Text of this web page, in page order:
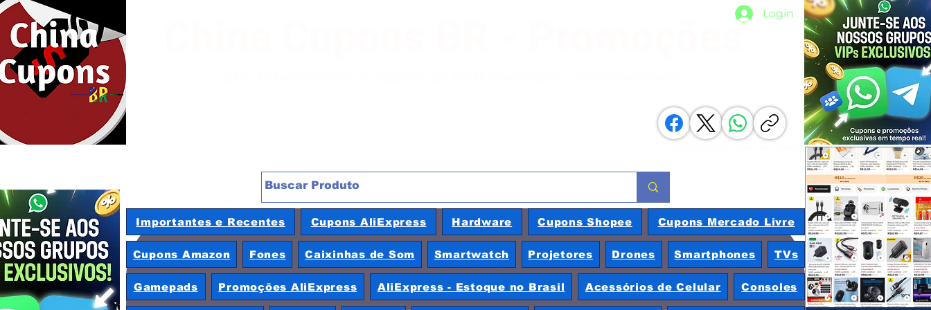
Login
China Cupons BR - Promoções
Compartilhe com os amigos
Importantes e Recentes Cupons AliExpress Hardware Cupons Shopee Cupons Mercado Livre
Cupons Amazon Fones Caixinhas de Som Smartwatch Projetores Drones Smartphones TVs
Gamepads Promoções AliExpress AliExpress - Estoque no Brasil Acessórios de Celular Consoles